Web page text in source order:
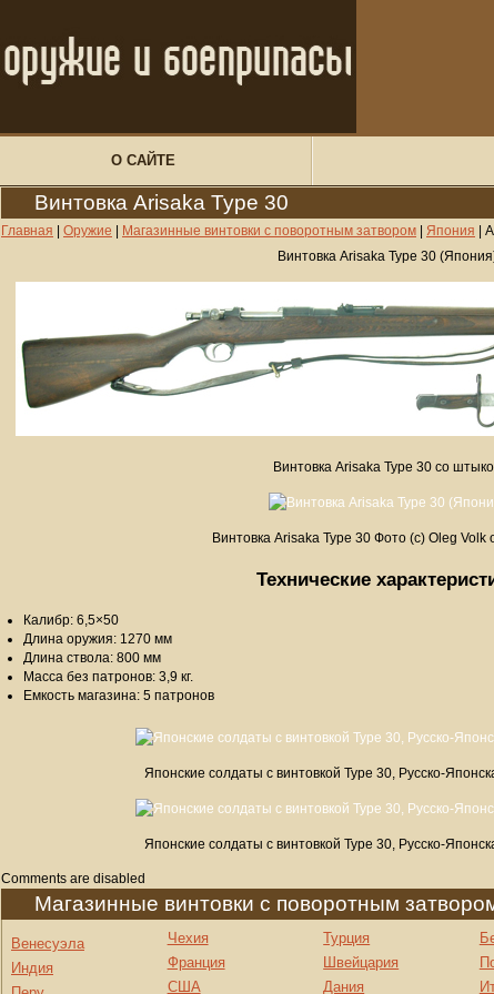
О САЙТЕ
Винтовка Arisaka Type 30
Главная Оружие Магазинные винтовки с поворотным затвором Япония
Винтовка Arisaka Type 30
Винтовка Arisaka Type 30 со
Винтовка Arisaka Type 30 Фото (c) Oleg Volk
Технические
Калибр: 6,5×50
Длина оружия: 1270 мм
Длина ствола: 800 мм
Масса без патронов: 3,9 кг.
Емкость магазина: 5 патронов
Японские солдаты с винтовкой Type 30, Русско-
Японские солдаты с винтовкой Type 30, Русско-
Comments are disabled
Магазинные винтовки с поворотным
Венесуэла
Индия
Чехия
Франция
США
Турция
Швейцария
Дания